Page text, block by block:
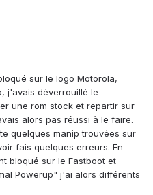
sur le logo Motorola,
j'avais déverrouillé le
une rom stock et repartir sur
alors pas réussi à le faire.
quelques manip trouvées sur
fais quelques erreurs. En
bloqué sur le Fastboot et
Powerup" j'ai alors différents